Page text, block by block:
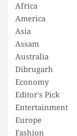
Africa
America
Asia
Assam
Australia
Dibrugarh
Economy
Editor's Pick
Entertainment
Europe